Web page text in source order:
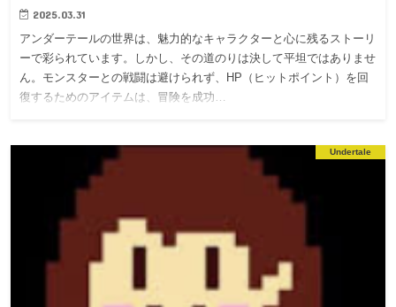
2025.03.31
アンダーテールの世界は、魅力的なキャラクターと心に残るストーリ
ーで彩られています。しかし、その道のりは決して平坦ではありませ
ん。モンスターとの戦闘は避けられず、HP（ヒットポイント）を回
復するためのアイテムは、冒険を成功…
Undertale